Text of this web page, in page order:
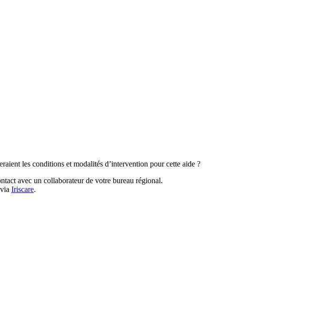
les conditions et modalités d’intervention pour cette aide ?
avec un collaborateur de votre bureau régional.
Iriscare.